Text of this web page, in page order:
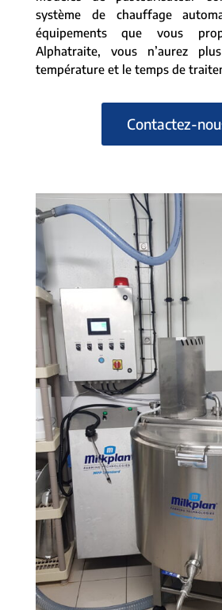
système de chauffage
équipements que vous
Alphatraite, vous n’aurez
température et le temps de
Contactez-